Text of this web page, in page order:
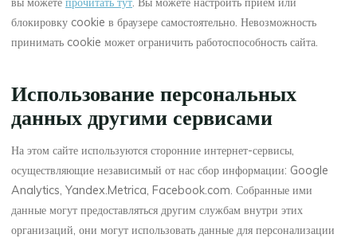
блокировку cookie в браузере самостоятельно. Невозможность
принимать cookie может ограничить работоспособность сайта.
Использование персональных
данных другими сервисами
На этом сайте используются сторонние интернет-сервисы,
осуществляющие независимый от нас сбор информации: Google
Analytics, Yandex.Metrica, Facebook.com. Собранные ими
данные могут предоставляться другим службам внутри этих
организаций, они могут использовать данные для персонализации